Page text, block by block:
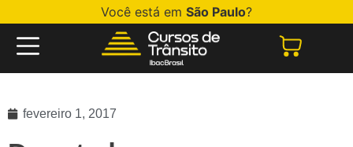
Você está em São Paulo?
fevereiro 1, 2017